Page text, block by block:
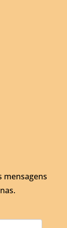
mensagens